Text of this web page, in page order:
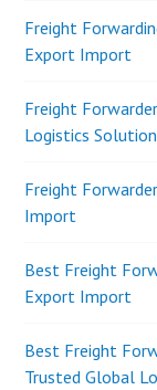
Freight
Export Import
Freight
Logistics
Freight
Import
Best Freight
Export Import
Best Freight
Trusted Global